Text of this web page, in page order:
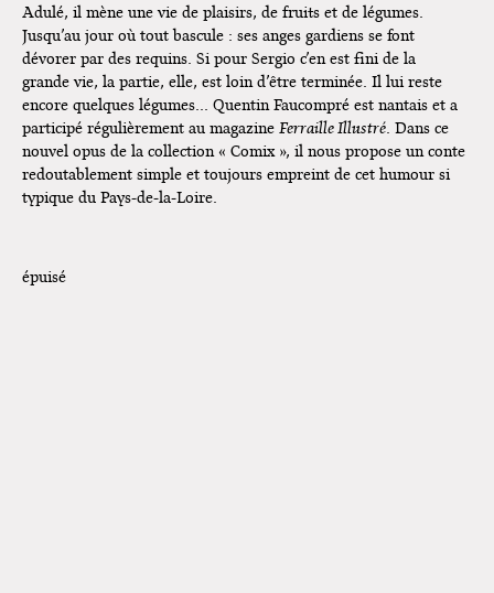
Adulé, il mène une vie de plaisirs, de fruits et de légumes.
Jusqu’au jour où tout bascule : ses anges gardiens se font
dévorer par des requins. Si pour Sergio c’en est fini de la
grande vie, la partie, elle, est loin d’être terminée. Il lui reste
encore quelques légumes… Quentin Faucompré est nantais et a
participé régulièrement au magazine Ferraille Illustré. Dans ce
nouvel opus de la collection « Comix », il nous propose un conte
redoutablement simple et toujours empreint de cet humour si
typique du Pays-de-la-Loire.
épuisé